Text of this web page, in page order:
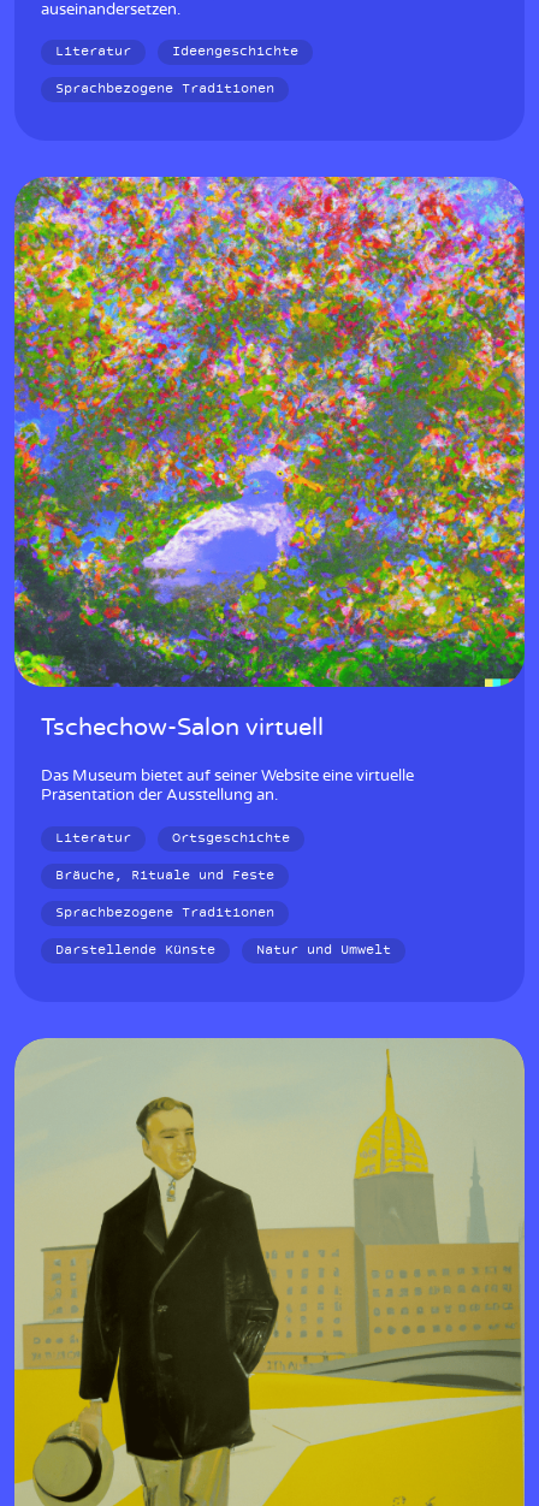
auseinandersetzen.
Literatur
Ideengeschichte
Sprachbezogene Traditionen
Tschechow-Salon virtuell
Das Museum bietet auf seiner Website eine virtuelle
Präsentation der Ausstellung an.
Literatur
Ortsgeschichte
Bräuche, Rituale und Feste
Sprachbezogene Traditionen
Darstellende Künste
Natur und Umwelt